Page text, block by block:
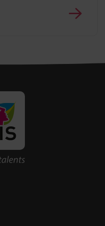
Revenir à la page d'accueil des